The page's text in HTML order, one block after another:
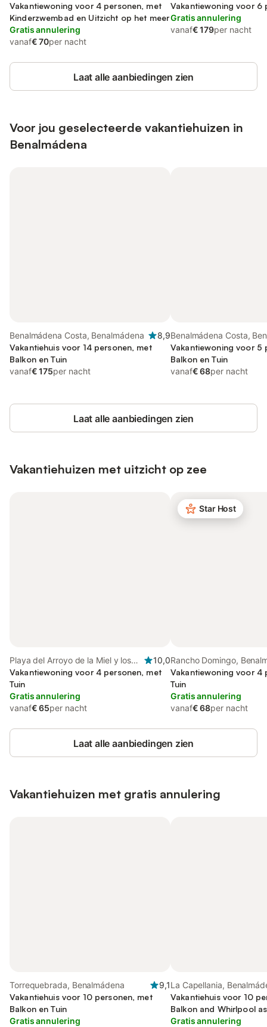
Vakantiewoning voor 4 personen, met
Kinderzwembad en Uitzicht op het meer
Gratis annulering
vanaf€ 70per nacht
Vakantiewoning voor 6
Gratis annulering
vanaf€ 179per nacht
Laat alle aanbiedingen zien
Voor jou geselecteerde vakantiehuizen in
Benalmádena
Benalmádena Costa, Benalmádena
8,9
Vakantiehuis voor 14 personen, met
Balkon en Tuin
vanaf€ 175per nacht
Benalmádena Costa,
Vakantiewoning voor 5
Balkon en Tuin
vanaf€ 68per nacht
Laat alle aanbiedingen zien
Vakantiehuizen met uitzicht op zee
Playa del Arroyo de la Miel y los
Melilleros (Benalmádena),
Benalmádena
10,0
Vakantiewoning voor 4 personen, met
Tuin
Gratis annulering
vanaf€ 65per nacht
Star Host
Rancho Domingo,
Vakantiewoning voor 4
Tuin
Gratis annulering
vanaf€ 68per nacht
Laat alle aanbiedingen zien
Vakantiehuizen met gratis annulering
Torrequebrada, Benalmádena
9,1
Vakantiehuis voor 10 personen, met
Balkon en Tuin
Gratis annulering
La Capellania,
Vakantiehuis voor 10
Balkon and Whirlpool
Gratis annulering